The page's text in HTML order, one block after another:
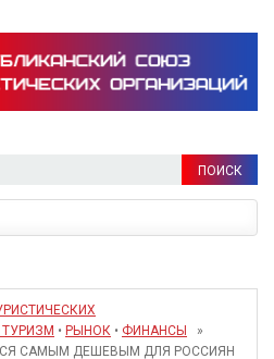
navigation
• РЫНОК • ФИНАНСЫ
»
САМЫМ ДЕШЕВЫМ ДЛЯ РОССИЯН